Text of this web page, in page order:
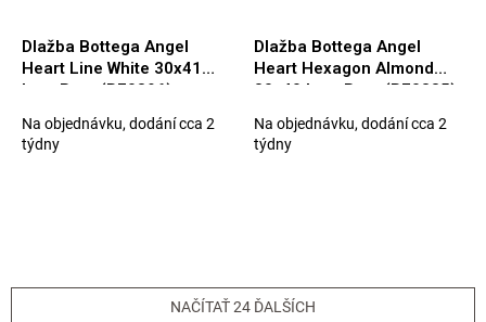
Dlažba Bottega Angel
Heart Line White 30x41
Luc. Rett. (B70896)
Na objednávku, dodání cca 2
týdny
Dlažba Bottega Angel
Heart Hexagon Almond
30x40 Luc. Rett. (B70885)
Na objednávku, dodání cca 2
týdny
NAČÍTAŤ 24 ĎALŠÍCH